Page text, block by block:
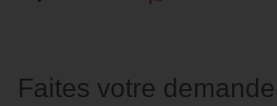
Faites votre demande